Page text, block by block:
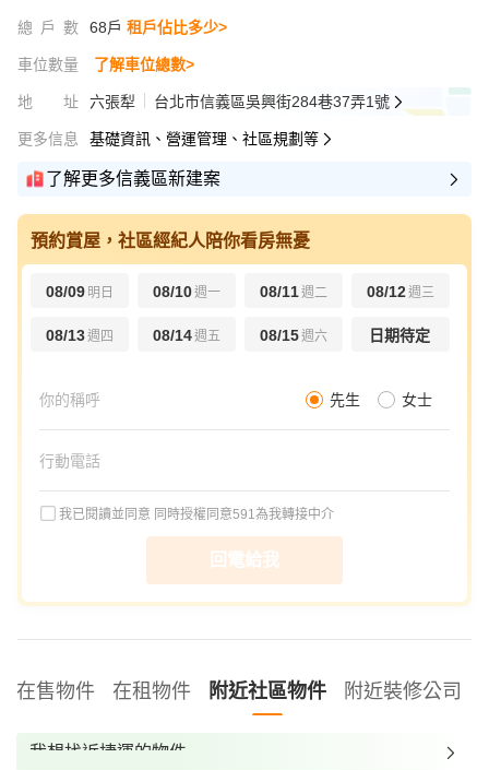
總戶數 68戶 租戶佔比多少>
車位數量 了解車位總數>
地址 六張犁 台北市信義區吳興街284巷37弄1號
更多信息 基礎資訊、營運管理、社區規劃等
了解更多信義區新建案
預約賞屋，社區經紀人陪你看房無憂
08/09 明日 08/10週一 08/11週二 08/12週三
08/13週四 08/14週五 08/15週六 日期待定
先生 女士
我已閱讀並同意 同時授權同意591為我轉接中介
回電給我
在售物件 在租物件 附近社區物件 附近裝修公司
我想找近捷運的物件